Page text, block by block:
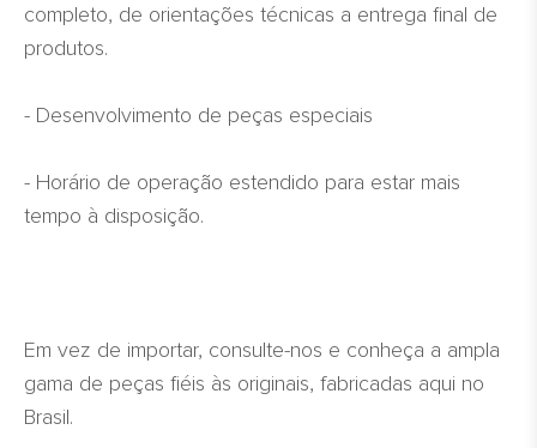
completo, de orientações técnicas a entrega final de
produtos.
- Desenvolvimento de peças especiais
- Horário de operação estendido para estar mais
tempo à disposição.
Em vez de importar, consulte-nos e conheça a ampla
gama de peças fiéis às originais, fabricadas aqui no
Brasil.